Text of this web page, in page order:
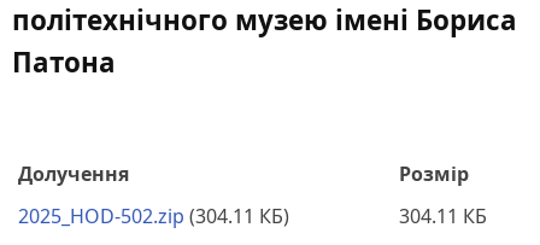
політехнічного музею імені Бориса
Патона
Долучення
Розмір
2025_HOD-502.zip (304.11 КБ) 304.11 КБ